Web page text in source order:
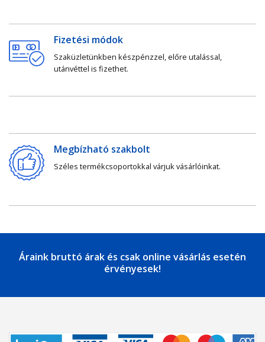
Fizetési módok
Szaküzletünkben készpénzzel, előre utalással,
utánvéttel is fizethet.
Megbízható szakbolt
Széles termékcsoportokkal várjuk vásárlóinkat.
Áraink bruttó árak és csak online vásárlás esetén
érvényesek!